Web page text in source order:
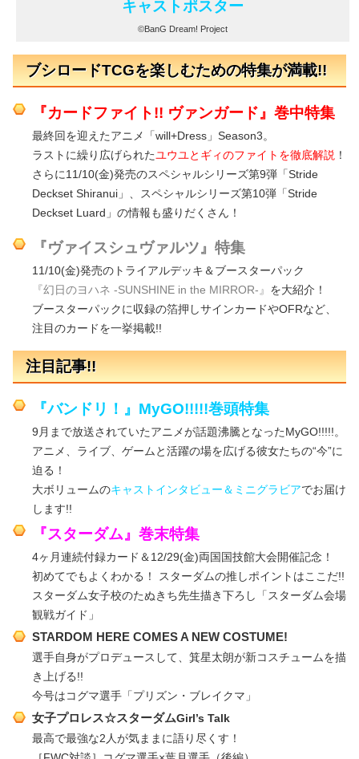
キャストポスター
©BanG Dream! Project
ブシロードTCGを楽しむための特集が満載!!
『カードファイト!! ヴァンガード』巻中特集
最終回を迎えたアニメ「will+Dress」Season3。
ラストに繰り広げられたユウユとギィのファイトを徹底解説 ！
さらに11/10(金)発売のスペシャルシリーズ第9弾「Stride
Deckset Shiranui」、スペシャルシリーズ第10弾「Stride
Deckset Luard」の情報も盛りだくさん！
『ヴァイスシュヴァルツ』特集
11/10(金)発売のトライアルデッキ＆ブースターパック
『幻日のヨハネ -SUNSHINE in the MIRROR-』 を大紹介！
ブースターパックに収録の箔押しサインカードやOFRなど、
注目のカードを一挙掲載!!
注目記事!!
『バンドリ！』MyGO!!!!!巻頭特集
9月まで放送されていたアニメが話題沸騰となったMyGO!!!!!。
アニメ、ライブ、ゲームと活躍の場を広げる彼女たちの“今”に
迫る！
大ボリュームのキャストインタビュー＆ミニグラビアでお届け
します!!
『スターダム』巻末特集
4ヶ月連続付録カード＆12/29(金)両国国技館大会開催記念！
初めてでもよくわかる！ スターダムの推しポイントはここだ!!
スターダム女子校のたぬきち先生描き下ろし「スターダム会場
観戦ガイド」
STARDOM HERE COMES A NEW COSTUME!
選手自身がプロデュースして、箕星太朗が新コスチュームを描
き上げる!!
今号はコグマ選手「プリズン・ブレイクマ」
女子プロレス☆スターダムGirl’s Talk
最高で最強な2人が気ままに語り尽くす！